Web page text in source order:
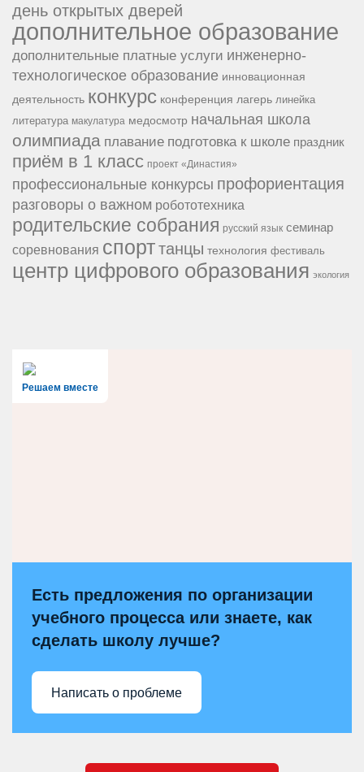
день открытых дверей
дополнительное образование
дополнительные платные услуги инженерно-
технологическое образование инновационная
деятельность конкурс конференция лагерь линейка
литература макулатура медосмотр начальная школа
олимпиада плавание подготовка к школе праздник
приём в 1 класс проект «Династия»
профессиональные конкурсы профориентация
разговоры о важном робототехника
родительские собрания русский язык семинар
соревнования спорттанцы технология фестиваль
центр цифрового образования экология
Решаем вместе
Есть предложения по организации
учебного процесса или знаете, как
сделать школу лучше?
Написать о проблеме